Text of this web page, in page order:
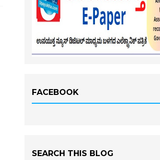
FACEBOOK
SEARCH THIS BLOG